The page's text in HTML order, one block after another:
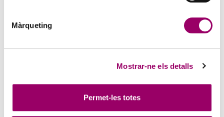
Màrqueting
Mostrar-ne els detalls
Permet-les totes
La creativitat torna a ser protagonista amb el Concurs de Pintura de
la Comissió d’Acció Social del Col·legi. Si t’agrada expressar-te a